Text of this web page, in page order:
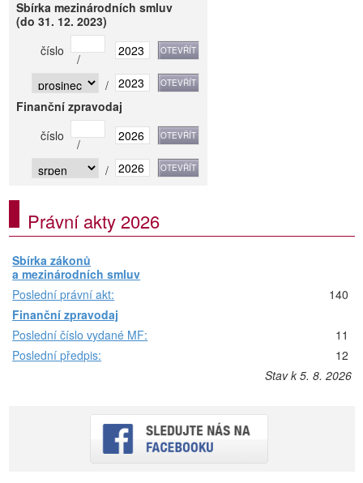
Sbírka mezinárodních smluv
(do 31. 12. 2023)
číslo
/
/
Finanční zpravodaj
číslo
/
/
Právní akty 2026
Sbírka zákonů
a mezinárodních smluv
Poslední právní akt:
140
Finanční zpravodaj
Poslední číslo vydané MF:
11
Poslední předpis:
12
Stav k 5. 8. 2026